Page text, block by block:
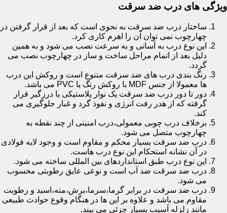
ویژگی های درب ضد سرقت
ساختار درب ضد سرقت به نحوی است که بعد از قرار گرفتن در
چهارچوب نمی توان آن را اهرم کاری کرد.
این نوع درب به آسانی و به سرعت نصب می شود و به همین
دلیل بعد از اتمام مراحل ساخت و ساز در چهارچوب نصب می
گردد.
رنگ بندی درب های ضد سرقت متنوع است و روکش این درب
ها معمولا از جنس MDF با روکش رنگ یا PVC می باشد.
دور تا دور درب ضد سرقت یک نوار پلاستیکی یا درزگیر قرار
گرفته که از هدر رفت انرژی و نفوذ گرد و غبار جلوگیری می
کند.
برخلاف درب چوبی معمولی،درب امنیتی از چند نقطه به
چهارچوب متصل می شود.
درب ضد سرقت بسیار محکم و مقاوم است و وجود لایه فولادی
در آن نشانه استحکام این نوع درب هاست.
این نوع درب طبق استانداردهای بین المللی ساخته می شود.
درب ضد سرقت ضد آب است و نوعی عایق رطوبتی محسوب
می شود.
درب ضد سرقت در برابر گرما،سرما،برش،مته،اسید و رطوبت
مقاوم می باشد و علاوه بر این ها در هنگام وقوع حوادث طبیعی
مانند زلزله آسیب بسیار جزئی می بیند.